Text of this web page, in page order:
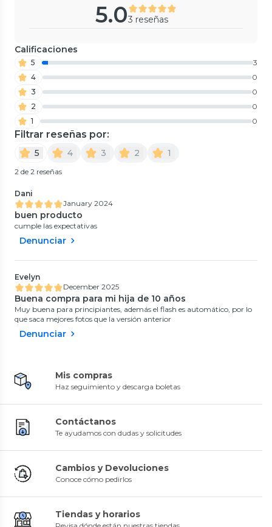
5.03 reseñas
Calificaciones
5
3
4
0
3
0
2
0
1
0
Filtrar reseñas por:
5 4 3 2 1
2 de 2 reseñas
Dani
January 2024
buen producto
cumple las expectativas
Denunciar
Evelyn
December 2025
Buena compra para mi hija de 10 años
Muy buena para principiantes, además el flash es automático, por lo
que saca mejores fotos que la versión anterior
Denunciar
Mis compras
Haz seguimiento y descarga boletas
Contáctanos
Te ayudamos con dudas y solicitudes
Cambios y Devoluciones
Conoce cómo pedirlos
Tiendas y horarios